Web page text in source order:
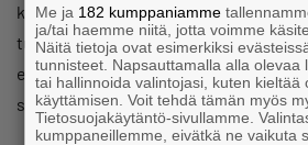
kirjoitetun tekstin 90 eri kielelle. Se
turvallisempi ratkaisu helppoihin
esimerkiksi asiakaspalvelussa,
sisäisessä viestinnässä.
Me ja 182 kumppaniamme
ja/tai haemme niitä, jotta voimme
Näitä tietoja ovat esimerkiksi
tunnisteet. Napsauttamalla alla olevaa
tai hallinnoida valintojasi, kuten kieltää
käyttämisen. Voit tehdä tämän myös
Tietosuojakäytäntö-sivullamme.
kumppaneillemme, eivätkä ne vaikuta